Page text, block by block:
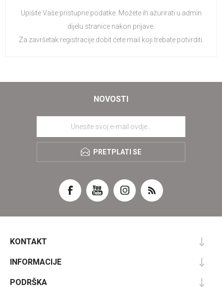
Upišite Vaše pristupne podatke. Možete ih ažurirati u admin
dijelu stranice nakon prijave.
Za završetak registracije dobit ćete mail koji trebate potvrditi.
NOVOSTI
PRETPLATI SE
KONTAKT
INFORMACIJE
PODRŠKA